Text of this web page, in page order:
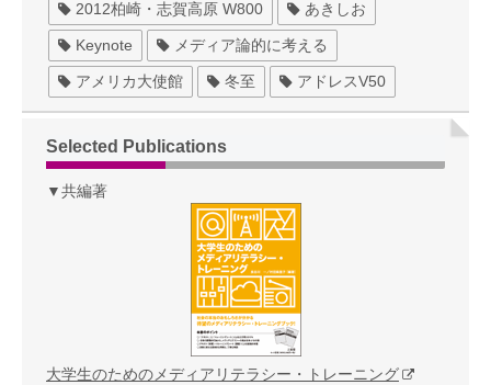
2012柏崎・志賀高原 W800 あきしお
Keynote メディア論的に考える
アメリカ大使館 冬至 アドレスV50
Selected Publications
▼共編著
大学生のためのメディアリテラシー・トレーニング